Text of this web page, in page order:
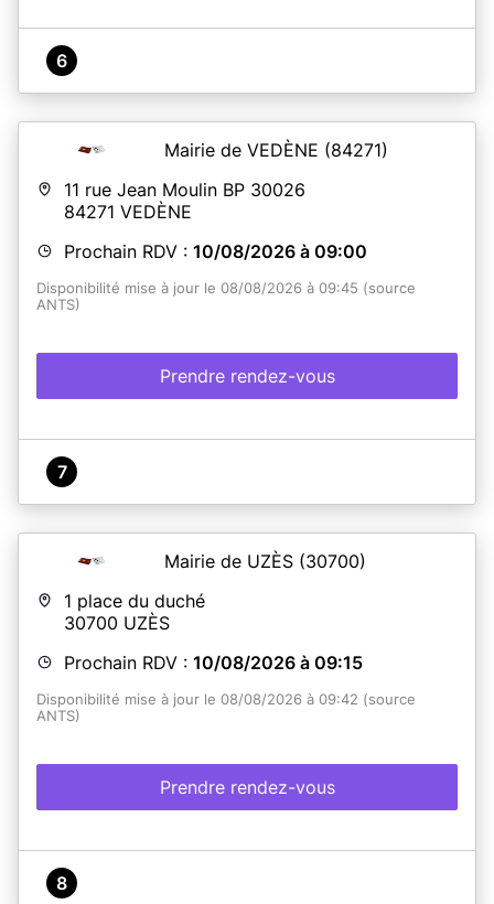
6
Mairie de VEDÈNE (84271)
11 rue Jean Moulin BP 30026
84271 VEDÈNE
Prochain RDV : 10/08/2026 à 09:00
Disponibilité mise à jour le 08/08/2026 à 09:45 (source
ANTS)
Prendre rendez-vous
7
Mairie de UZÈS (30700)
1 place du duché
30700 UZÈS
Prochain RDV : 10/08/2026 à 09:15
Disponibilité mise à jour le 08/08/2026 à 09:42 (source
ANTS)
Prendre rendez-vous
8